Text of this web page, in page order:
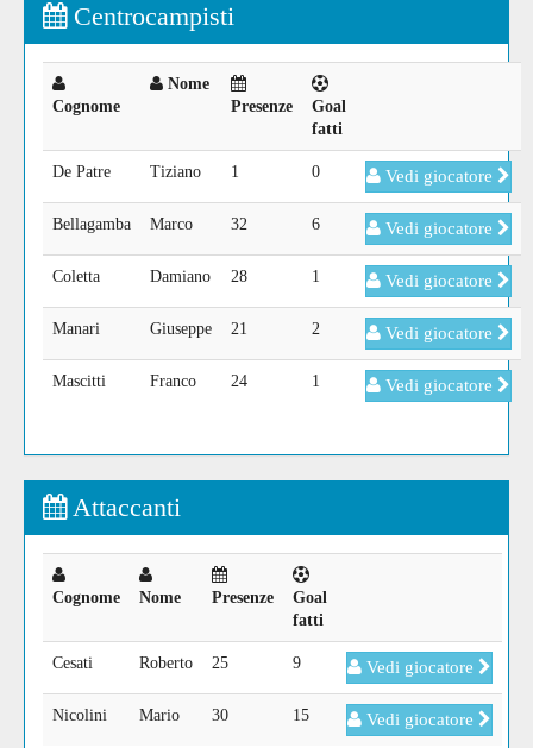
Centrocampisti
Cognome
Nome
Presenze
Goal
fatti
De Patre Tiziano 1 0 Vedi giocatore
Bellagamba Marco 32 6 Vedi giocatore
Coletta Damiano 28 1 Vedi giocatore
Manari Giuseppe 21 2 Vedi giocatore
Mascitti Franco 24 1 Vedi giocatore
Attaccanti
Cognome Nome Presenze
Goal
fatti
Cesati Roberto 25 9 Vedi giocatore
Nicolini Mario 30 15 Vedi giocatore